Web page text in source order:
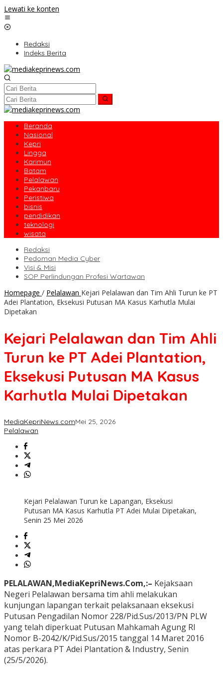
Lewati ke konten
Redaksi
Indeks Berita
Beranda
Nasional
Kepri
Lingga
Karimun
Batam
Pelalawan
Pekanbaru
Peristiwa
bisnis
pendidikan
teknologi
wisata
Redaksi
Pedoman Media Cyber
Visi & Misi
SOP Perlindungan Profesi Wartawan
Homepage / Pelalawan Kejari Pelalawan dan Tim Ahli Turun ke PT
Adei Plantation, Eksekusi Putusan MA Kasus Karhutla Mulai
Dipetakan
Kejari Pelalawan dan Tim Ahli
Turun ke PT Adei Plantation,
Eksekusi Putusan MA Kasus
Karhutla Mulai Dipetakan
MediaKepriNews.comMei 25, 2026
Pelalawan
Kejari Pelalawan Turun ke Lapangan, Eksekusi
Putusan MA Kasus Karhutla PT Adei Mulai Dipetakan,
Senin 25 Mei 2026
PELALAWAN,MediaKepriNews.Com,:– Kejaksaan
Negeri Pelalawan bersama tim ahli melakukan
kunjungan lapangan terkait pelaksanaan eksekusi
Putusan Pengadilan Nomor 228/Pid.Sus/2013/PN PLW
yang telah diperkuat Putusan Mahkamah Agung RI
Nomor B-2042/K/Pid.Sus/2015 tanggal 14 Maret 2016
atas perkara PT Adei Plantation & Industry, Senin
(25/5/2026).